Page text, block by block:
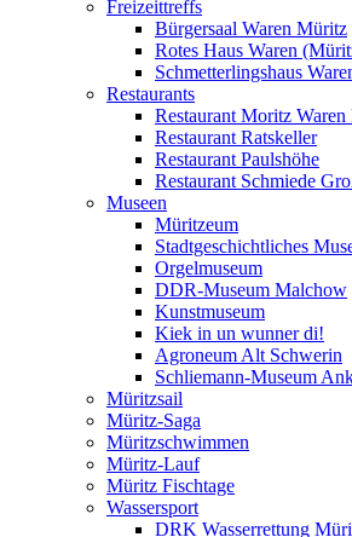
Freizeittreffs
Bürgersaal Waren Müritz
Rotes Haus Waren
Schmetterlingshaus
Restaurants
Restaurant Moritz
Restaurant Ratskeller
Restaurant Paulshöhe
Restaurant Schmiede
Museen
Müritzeum
Stadtgeschichtliches
Orgelmuseum
DDR-Museum Malchow
Kunstmuseum
Kiek in un wunner di!
Agroneum Alt Schwerin
Schliemann-Museum
Müritzsail
Müritz-Saga
Müritzschwimmen
Müritz-Lauf
Müritz Fischtage
Wassersport
DRK Wasserrettung